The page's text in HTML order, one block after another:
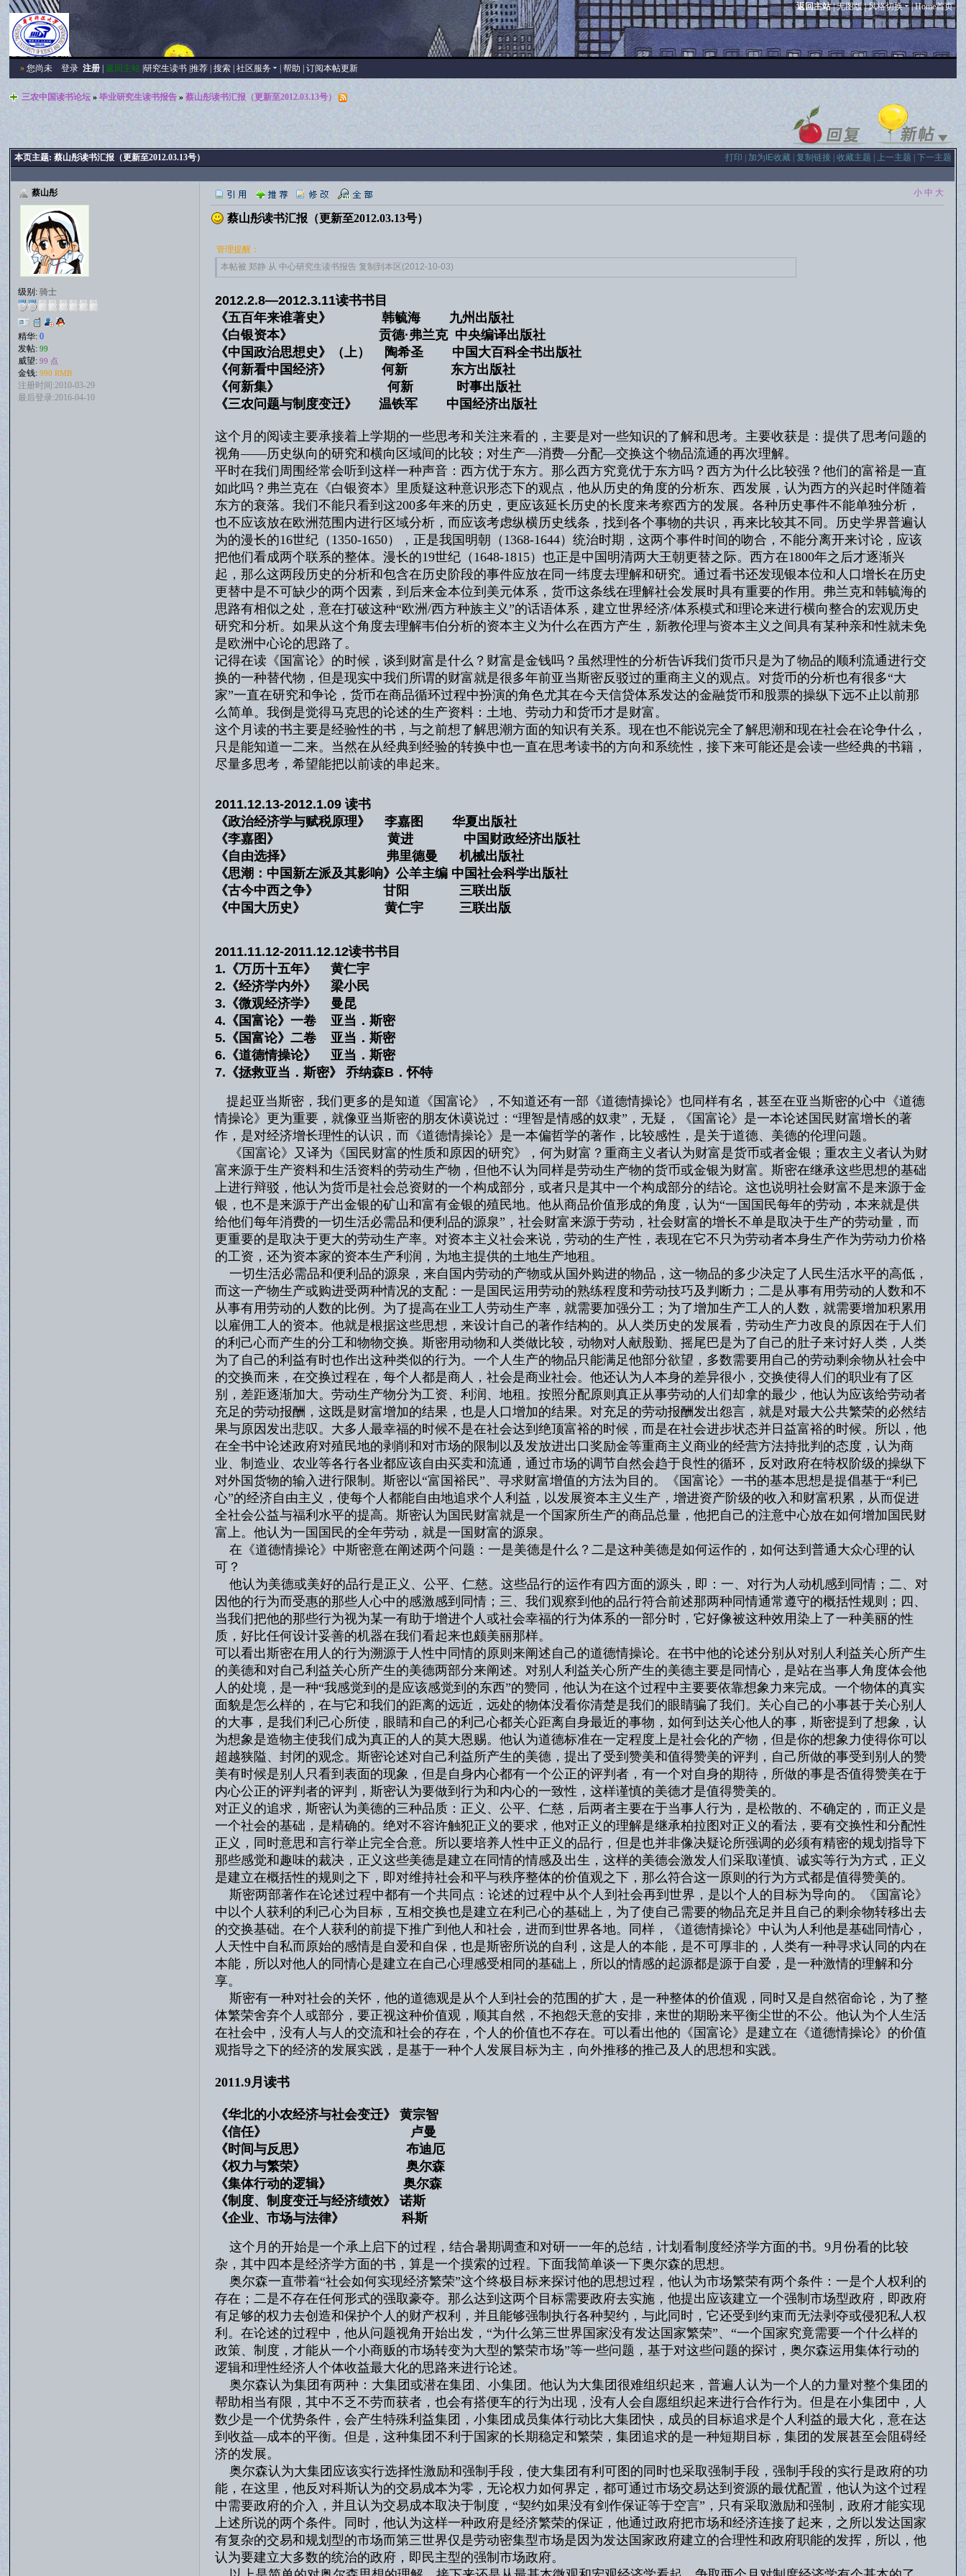
返回主站|无图版|风格切换 |Home首页
» 您尚未登录 注册 |返回主站 |研究生读书 |推荐 |搜索 |社区服务 |帮助 |订阅本帖更新
三农中国读书论坛 »毕业研究生读书报告 »蔡山彤读书汇报（更新至2012.03.13号）
本页主题: 蔡山彤读书汇报（更新至2012.03.13号） 打印 | 加为IE收藏 | 复制链接| 收藏主题 | 上一主题 | 下一主题
蔡山彤
级别:骑士
精华:0
发帖:99
威望:99 点
金钱:990 RMB
注册时间:2010-03-29
最后登录:2016-04-10
小 中 大
蔡山彤读书汇报（更新至2012.03.13号）
管理提醒：
本帖被 郑静 从 中心研究生读书报告 复制到本区(2012-10-03)
2012.2.8—2012.3.11读书书目
《五百年来谁著史》 韩毓海 九州出版社
《白银资本》 贡德·弗兰克 中央编译出版社
《中国政治思想史》（上） 陶希圣 中国大百科全书出版社
《何新看中国经济》 何新 东方出版社
《何新集》 何新 时事出版社
《三农问题与制度变迁》 温铁军 中国经济出版社
这个月的阅读主要承接着上学期的一些思考和关注来看的，主要是对一些知识的了解和思考。主要收获是：提供了思考问题的
视角——历史纵向的研究和横向区域间的比较；对生产—消费—分配—交换这个物品流通的再次理解。
平时在我们周围经常会听到这样一种声音：西方优于东方。那么西方究竟优于东方吗？西方为什么比较强？他们的富裕是一直
如此吗？弗兰克在《白银资本》里质疑这种意识形态下的观点，他从历史的角度的分析东、西发展，认为西方的兴起时伴随着
东方的衰落。我们不能只看到这200多年来的历史，更应该延长历史的长度来考察西方的发展。各种历史事件不能单独分析，
也不应该放在欧洲范围内进行区域分析，而应该考虑纵横历史线条，找到各个事物的共识，再来比较其不同。历史学界普遍认
为的漫长的16世纪（1350-1650），正是我国明朝（1368-1644）统治时期，这两个事件时间的吻合，不能分离开来讨论，应该
把他们看成两个联系的整体。漫长的19世纪（1648-1815）也正是中国明清两大王朝更替之际。西方在1800年之后才逐渐兴
起，那么这两段历史的分析和包含在历史阶段的事件应放在同一纬度去理解和研究。通过看书还发现银本位和人口增长在历史
更替中是不可缺少的两个因素，到后来金本位到美元体系，货币这条线在理解社会发展时具有重要的作用。弗兰克和韩毓海的
思路有相似之处，意在打破这种“欧洲/西方种族主义”的话语体系，建立世界经济/体系模式和理论来进行横向整合的宏观历史
研究和分析。如果从这个角度去理解韦伯分析的资本主义为什么在西方产生，新教伦理与资本主义之间具有某种亲和性就未免
是欧洲中心论的思路了。
记得在读《国富论》的时候，谈到财富是什么？财富是金钱吗？虽然理性的分析告诉我们货币只是为了物品的顺利流通进行交
换的一种替代物，但是现实中我们所谓的财富就是很多年前亚当斯密反驳过的重商主义的观点。对货币的分析也有很多“大
家”一直在研究和争论，货币在商品循环过程中扮演的角色尤其在今天信贷体系发达的金融货币和股票的操纵下远不止以前那
么简单。我倒是觉得马克思的论述的生产资料：土地、劳动力和货币才是财富。
这个月读的书主要是经验性的书，与之前想了解思潮方面的知识有关系。现在也不能说完全了解思潮和现在社会在论争什么，
只是能知道一二来。当然在从经典到经验的转换中也一直在思考读书的方向和系统性，接下来可能还是会读一些经典的书籍，
尽量多思考，希望能把以前读的串起来。
2011.12.13-2012.1.09 读书
《政治经济学与赋税原理》 李嘉图 华夏出版社
《李嘉图》 黄进 中国财政经济出版社
《自由选择》 弗里德曼 机械出版社
《思潮：中国新左派及其影响》公羊主编 中国社会科学出版社
《古今中西之争》 甘阳 三联出版
《中国大历史》 黄仁宇 三联出版
2011.11.12-2011.12.12读书书目
1.《万历十五年》 黄仁宇
2.《经济学内外》 梁小民
3.《微观经济学》 曼昆
4.《国富论》一卷 亚当．斯密
5.《国富论》二卷 亚当．斯密
6.《道德情操论》 亚当．斯密
7.《拯救亚当．斯密》 乔纳森B．怀特
提起亚当斯密，我们更多的是知道《国富论》，不知道还有一部《道德情操论》也同样有名，甚至在亚当斯密的心中《道德
情操论》更为重要，就像亚当斯密的朋友休谟说过：“理智是情感的奴隶”，无疑，《国富论》是一本论述国民财富增长的著
作，是对经济增长理性的认识，而《道德情操论》是一本偏哲学的著作，比较感性，是关于道德、美德的伦理问题。
《国富论》又译为《国民财富的性质和原因的研究》，何为财富？重商主义者认为财富是货币或者金银；重农主义者认为财
富来源于生产资料和生活资料的劳动生产物，但他不认为同样是劳动生产物的货币或金银为财富。斯密在继承这些思想的基础
上进行辩驳，他认为货币是社会总资财的一个构成部分，或者只是其中一个构成部分的结论。这也说明社会财富不是来源于金
银，也不是来源于产出金银的矿山和富有金银的殖民地。他从商品价值形成的角度，认为“一国国民每年的劳动，本来就是供
给他们每年消费的一切生活必需品和便利品的源泉”，社会财富来源于劳动，社会财富的增长不单是取决于生产的劳动量，而
更重要的是取决于更大的劳动生产率。对资本主义社会来说，劳动的生产性，表现在它不只为劳动者本身生产作为劳动力价格
的工资，还为资本家的资本生产利润，为地主提供的土地生产地租。
一切生活必需品和便利品的源泉，来自国内劳动的产物或从国外购进的物品，这一物品的多少决定了人民生活水平的高低，
而这一产物生产或购进受两种情况的支配：一是国民运用劳动的熟练程度和劳动技巧及判断力；二是从事有用劳动的人数和不
从事有用劳动的人数的比例。为了提高在业工人劳动生产率，就需要加强分工；为了增加生产工人的人数，就需要增加积累用
以雇佣工人的资本。他就是根据这些思想，来设计自己的著作结构的。从人类历史的发展看，劳动生产力改良的原因在于人们
的利己心而产生的分工和物物交换。斯密用动物和人类做比较，动物对人献殷勤、摇尾巴是为了自己的肚子来讨好人类，人类
为了自己的利益有时也作出这种类似的行为。一个人生产的物品只能满足他部分欲望，多数需要用自己的劳动剩余物从社会中
的交换而来，在交换过程在，每个人都是商人，社会是商业社会。他还认为人本身的差异很小，交换使得人们的职业有了区
别，差距逐渐加大。劳动生产物分为工资、利润、地租。按照分配原则真正从事劳动的人们却拿的最少，他认为应该给劳动者
充足的劳动报酬，这既是财富增加的结果，也是人口增加的结果。对充足的劳动报酬发出怨言，就是对最大公共繁荣的必然结
果与原因发出悲叹。大多人最幸福的时候不是在社会达到绝顶富裕的时候，而是在社会进步状态并日益富裕的时候。所以，他
在全书中论述政府对殖民地的剥削和对市场的限制以及发放进出口奖励金等重商主义商业的经营方法持批判的态度，认为商
业、制造业、农业等各行各业都应该自由买卖和流通，通过市场的调节自然会趋于良性的循环，反对政府在特权阶级的操纵下
对外国货物的输入进行限制。斯密以“富国裕民”、寻求财富增值的方法为目的。《国富论》一书的基本思想是提倡基于“利已
心”的经济自由主义，使每个人都能自由地追求个人利益，以发展资本主义生产，增进资产阶级的收入和财富积累，从而促进
全社会公益与福利水平的提高。斯密认为国民财富就是一个国家所生产的商品总量，他把自己的注意中心放在如何增加国民财
富上。他认为一国国民的全年劳动，就是一国财富的源泉。
在《道德情操论》中斯密意在阐述两个问题：一是美德是什么？二是这种美德是如何运作的，如何达到普通大众心理的认
可？
他认为美德或美好的品行是正义、公平、仁慈。这些品行的运作有四方面的源头，即：一、对行为人动机感到同情；二、对
因他的行为而受惠的那些人心中的感激感到同情；三、我们观察到他的品行符合前述那两种同情通常遵守的概括性规则；四、
当我们把他的那些行为视为某一有助于增进个人或社会幸福的行为体系的一部分时，它好像被这种效用染上了一种美丽的性
质，好比任何设计妥善的机器在我们看起来也颇美丽那样。
可以看出斯密在用人的行为溯源于人性中同情的原则来阐述自己的道德情操论。在书中他的论述分别从对别人利益关心所产生
的美德和对自己利益关心所产生的美德两部分来阐述。对别人利益关心所产生的美德主要是同情心，是站在当事人角度体会他
人的处境，是一种“我感觉到的是应该感觉到的东西”的赞同，他认为在这个过程中主要要依靠想象力来完成。一个物体的真实
面貌是怎么样的，在与它和我们的距离的远近，远处的物体没看你清楚是我们的眼睛骗了我们。关心自己的小事甚于关心别人
的大事，是我们利己心所使，眼睛和自己的利己心都关心距离自身最近的事物，如何到达关心他人的事，斯密提到了想象，认
为想象是造物主使我们成为真正的人的莫大恩赐。他认为道德标准在一定程度上是社会化的产物，但是你的想象力使得你可以
超越狭隘、封闭的观念。斯密论述对自己利益所产生的美德，提出了受到赞美和值得赞美的评判，自己所做的事受到别人的赞
美有时候是别人只看到表面的现象，但是自身内心都有一个公正的评判者，有一个对自身的期待，所做的事是否值得赞美在于
内心公正的评判者的评判，斯密认为要做到行为和内心的一致性，这样谨慎的美德才是值得赞美的。
对正义的追求，斯密认为美德的三种品质：正义、公平、仁慈，后两者主要在于当事人行为，是松散的、不确定的，而正义是
一个社会的基础，是精确的。绝对不容许触犯正义的要求，他对正义的理解是继承柏拉图对正义的看法，要有交换性和分配性
正义，同时意思和言行举止完全合意。所以要培养人性中正义的品行，但是也并非像决疑论所强调的必须有精密的规划指导下
那些感觉和趣味的裁决，正义这些美德是建立在同情的情感及出生，这样的美德会激发人们采取谨慎、诚实等行为方式，正义
是建立在概括性的规则之下，即对维持社会和平与秩序整体的价值观之下，那么符合这一原则的行为方式都是值得赞美的。
斯密两部著作在论述过程中都有一个共同点：论述的过程中从个人到社会再到世界，是以个人的目标为导向的。《国富论》
中以个人获利的利己心为目标，互相交换也是建立在利己心的基础上，为了使自己需要的物品充足并且自己的剩余物转移出去
的交换基础。在个人获利的前提下推广到他人和社会，进而到世界各地。同样，《道德情操论》中认为人利他是基础同情心，
人天性中自私而原始的感情是自爱和自保，也是斯密所说的自利，这是人的本能，是不可厚非的，人类有一种寻求认同的内在
本能，所以对他人的同情心是建立在自己心理感受相同的基础上，所以的情感的起源都是源于自爱，是一种激情的理解和分
享。
斯密有一种对社会的关怀，他的道德观是从个人到社会的范围的扩大，是一种整体的价值观，同时又是自然宿命论，为了整
体繁荣舍弃个人或部分，要正视这种价值观，顺其自然，不抱怨天意的安排，来世的期盼来平衡尘世的不公。他认为个人生活
在社会中，没有人与人的交流和社会的存在，个人的价值也不存在。可以看出他的《国富论》是建立在《道德情操论》的价值
观指导之下的经济的发展实践，是基于一种个人发展目标为主，向外推移的推己及人的思想和实践。
2011.9月读书
《华北的小农经济与社会变迁》 黄宗智
《信任》 卢曼
《时间与反思》 布迪厄
《权力与繁荣》 奥尔森
《集体行动的逻辑》 奥尔森
《制度、制度变迁与经济绩效》 诺斯
《企业、市场与法律》 科斯
这个月的开始是一个承上启下的过程，结合暑期调查和对研一一年的总结，计划看制度经济学方面的书。9月份看的比较
杂，其中四本是经济学方面的书，算是一个摸索的过程。下面我简单谈一下奥尔森的思想。
奥尔森一直带着“社会如何实现经济繁荣”这个终极目标来探讨他的思想过程，他认为市场繁荣有两个条件：一是个人权利的
存在；二是不存在任何形式的强取豪夺。那么达到这两个目标需要政府去实施，他提出应该建立一个强制市场型政府，即政府
有足够的权力去创造和保护个人的财产权利，并且能够强制执行各种契约，与此同时，它还受到约束而无法剥夺或侵犯私人权
利。在论述的过程中，他从问题视角开始出发，“为什么第三世界国家没有发达国家繁荣”、“一个国家究竟需要一个什么样的
政策、制度，才能从一个小商贩的市场转变为大型的繁荣市场”等一些问题，基于对这些问题的探讨，奥尔森运用集体行动的
逻辑和理性经济人个体收益最大化的思路来进行论述。
奥尔森认为集团有两种：大集团或潜在集团、小集团。他认为大集团很难组织起来，普遍人认为一个人的力量对整个集团的
帮助相当有限，其中不乏不劳而获者，也会有搭便车的行为出现，没有人会自愿组织起来进行合作行为。但是在小集团中，人
数少是一个优势条件，会产生特殊利益集团，小集团成员集体行动比大集团快，成员的目标追求是个人利益的最大化，意在达
到收益—成本的平衡。但是，这种集团不利于国家的长期稳定和繁荣，集团追求的是一种短期目标，集团的发展甚至会阻碍经
济的发展。
奥尔森认为大集团应该实行选择性激励和强制手段，使大集团有利可图的同时也采取强制手段，强制手段的实行是政府的功
能，在这里，他反对科斯认为的交易成本为零，无论权力如何界定，都可通过市场交易达到资源的最优配置，他认为这个过程
中需要政府的介入，并且认为交易成本取决于制度，“契约如果没有剑作保证等于空言”，只有采取激励和强制，政府才能实现
上述所说的两个条件。同时，他认为这样一种政府是经济繁荣的保证，他通过政府把市场和经济连接了起来，之所以发达国家
有复杂的交易和规划型的市场而第三世界仅是劳动密集型市场是因为发达国家政府建立的合理性和政府职能的发挥，所以，他
认为要建立大多数的统治的政府，即民主型的强制市场政府。